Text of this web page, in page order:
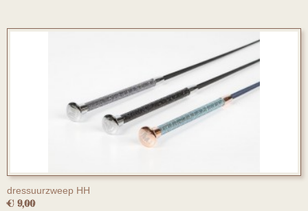
dressuurzweep HH
€ 9,00